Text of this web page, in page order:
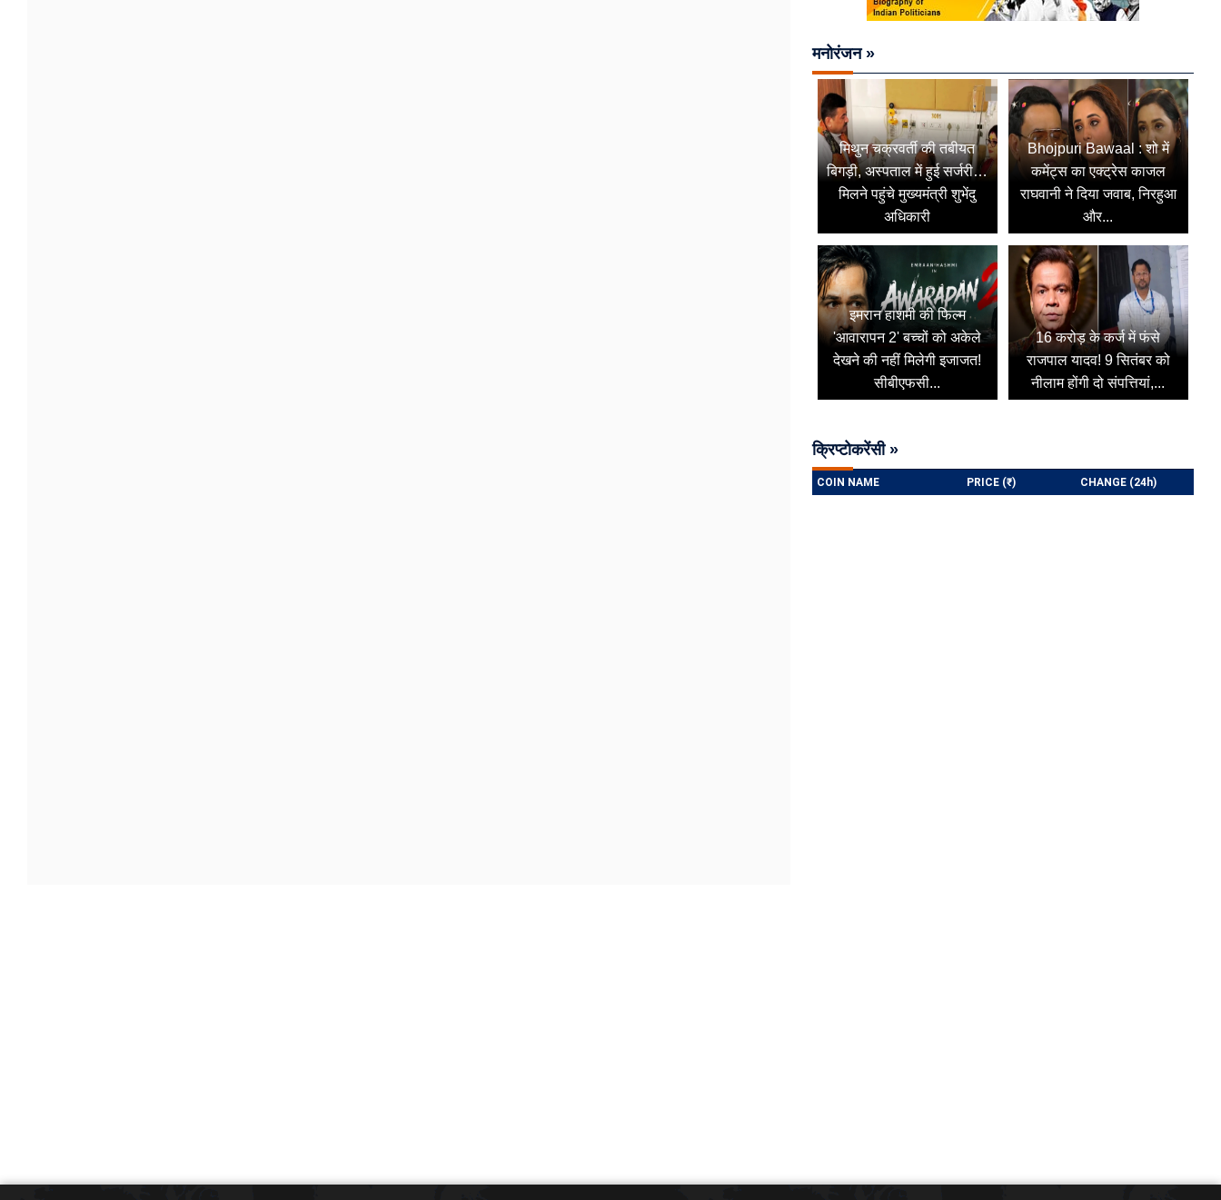
मनोरंजन »
मिथुन चक्रवर्ती की तबीयत
बिगड़ी, अस्पताल में हुई सर्जरी…
मिलने पहुंचे मुख्यमंत्री शुभेंदु
अधिकारी
Bhojpuri Bawaal : शो में
कमेंट्स का एक्ट्रेस काजल
राघवानी ने दिया जवाब, निरहुआ
और...
इमरान हाशमी की फिल्म
'आवारापन 2' बच्चों को अकेले
देखने की नहीं मिलेगी इजाजत!
सीबीएफसी...
16 करोड़ के कर्ज में फंसे
राजपाल यादव! 9 सितंबर को
नीलाम होंगी दो संपत्तियां,...
क्रिप्टोकरेंसी »